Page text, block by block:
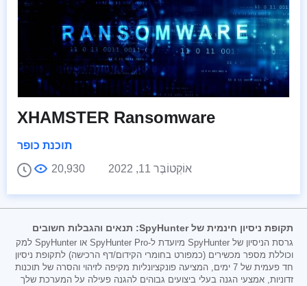
XHAMSTER Ransomware
תוכנת כופר
אוֹקְטוֹבֶּר 11, 2022
20,930
תקופת ניסיון חינמית של SpyHunter: תנאים והגבלות חשובים
גרסת הניסיון של SpyHunter מיועדת ל-SpyHunter Pro או SpyHunter למק
וכוללת מספר מכשירים (כמפורט בחומרי הקידום/דף הרכישה) לתקופת ניסיון
חד פעמית של 7 ימים, המציעה פונקציונליות מקיפה לזיהוי והסרה של תוכנות
זדוניות, אמצעי הגנה בעלי ביצועים גבוהים להגנה פעילה על המערכת שלך